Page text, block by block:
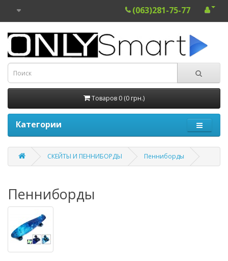
(063)281-75-77
Товаров 0 (0 грн.)
Категории
СКЕЙТЫ И ПЕННИБОРДЫ Пенниборды
Пенниборды